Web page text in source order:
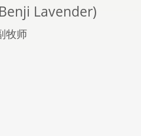
Lavender)
牧师